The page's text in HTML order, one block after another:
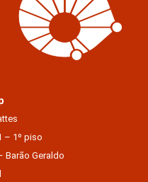
– 1º piso
Barão Geraldo